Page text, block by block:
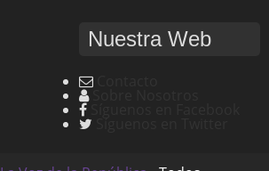
Nuestra Web